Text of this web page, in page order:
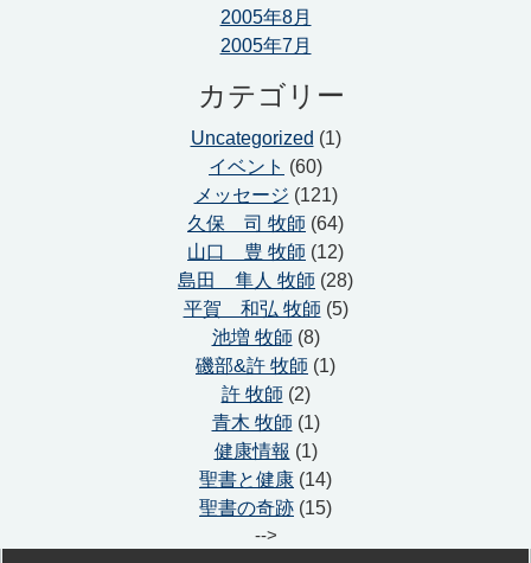
2005年8月
2005年7月
カテゴリー
Uncategorized (1)
イベント (60)
メッセージ (121)
久保 司 牧師 (64)
山口 豊 牧師 (12)
島田 隼人 牧師 (28)
平賀 和弘 牧師 (5)
池増 牧師 (8)
磯部&許 牧師 (1)
許 牧師 (2)
青木 牧師 (1)
健康情報 (1)
聖書と健康 (14)
聖書の奇跡 (15)
-->